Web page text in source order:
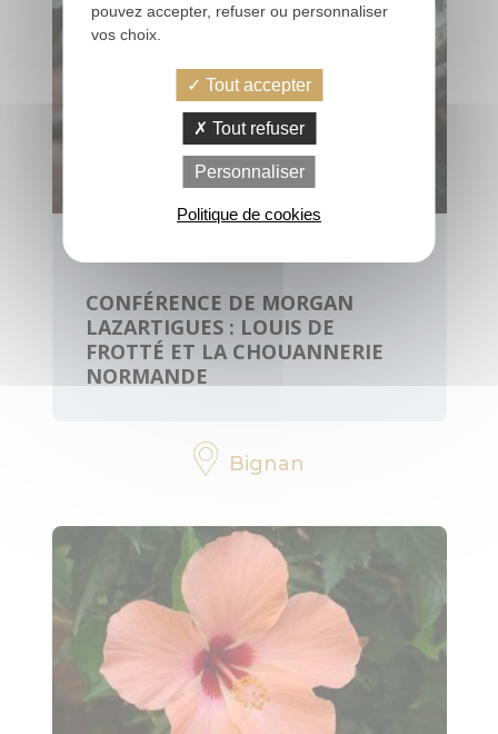
horaires
nous
responsable
Accès et
transports
Organiser un
événement
CONFÉRENCE DE MORGAN
LAZARTIGUES : LOUIS DE
FROTTÉ ET LA CHOUANNERIE
NORMANDE
Bignan
pouvez accepter, refuser ou personnaliser
vos choix.
Tout accepter
Tout refuser
Personnaliser
Politique de cookies